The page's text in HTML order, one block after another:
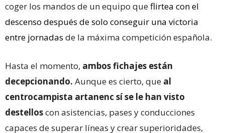
coger los mandos de un equipo queflirtea con el
descenso después de solo conseguir una victoria
entre jornadas de la máxima competición española.
Hasta el momento, ambos fichajes están
decepcionando. Aunque es cierto, que al
centrocampista artanenc sí se le han visto
destelloscon asistencias, pases y conducciones
capaces de superar líneas y crear superioridades,